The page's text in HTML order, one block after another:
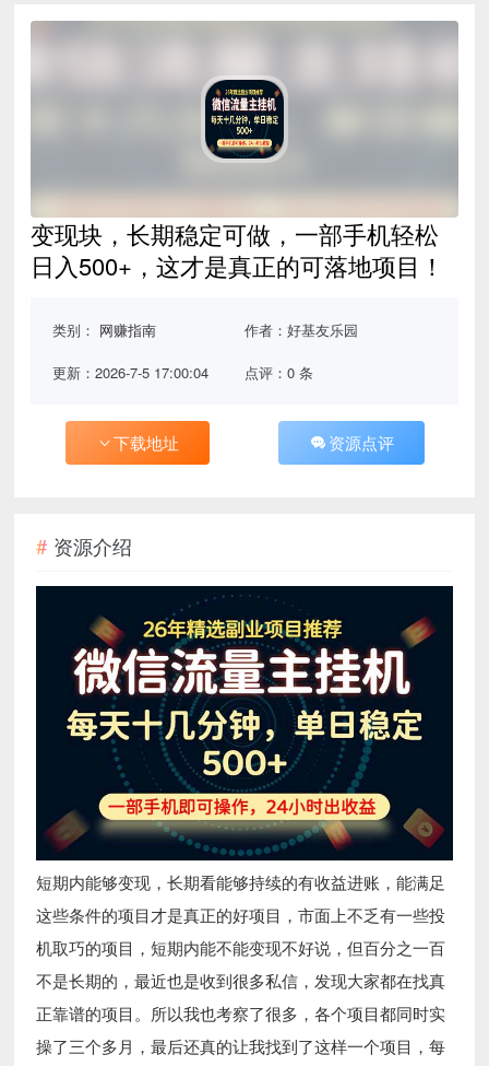
变现块，长期稳定可做，一部手机轻松
日入500+，这才是真正的可落地项目！
类别： 网赚指南 作者：好基友乐园
更新：2026-7-5 17:00:04 点评：0 条
下载地址 资源点评
资源介绍
短期内能够变现，长期看能够持续的有收益进账，能满足
这些条件的项目才是真正的好项目，市面上不乏有一些投
机取巧的项目，短期内能不能变现不好说，但百分之一百
不是长期的，最近也是收到很多私信，发现大家都在找真
正靠谱的项目。所以我也考察了很多，各个项目都同时实
操了三个多月，最后还真的让我找到了这样一个项目，每